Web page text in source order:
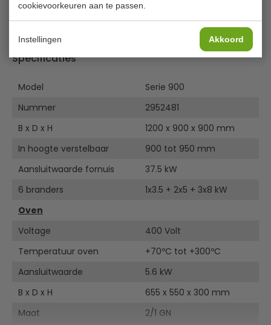
cookievoorkeuren aan te passen.
Instellingen Akkoord
De topklasse voor professioneel gebruik.
De serie 900 Master is met de hoogwaardige en massieve
RVS- uitvoering in CNS 18/10 de ideale keuze voor de
moderne professionele keuken met hoge eisen. Door de
modulaire opbouw, de functionele uitvoering, de
de machine ideaal voor grote productiecapaciteiten.
Topklasse, flexibel en krachtig – in elektrische
Door een laag energieverbruik economisch verantwoord.
Verbinding tussen diverse apparaten mogelijk waardoor
de apparatuur maximaal tegen elkaar kan worden
geplaatst.
Optimale prestaties door kruisbranders, eenvoudig
bedieningspaneel met grote knoppen, hygiënische
Gasapparatuur op aardgas ingesteld, sproeiers voor
Gasapparatuur dient aangesloten te worden door een
erkend gas installateur.
Optie: zwenkwielen, grillplaat, voorkookplaat enz.
Bijlages
Gebruiksaanwijzing
Specificaties
Model
Serie 900
Nummer
2952481
B x D x H
1200 x 900 x 900 mm
In hoogte verstelbaar
900 tot 950 mm
Aansluitwaarde fornuis
37.5 kW
6 branders
1x3.5 + 2x5 + 3x8 kW
Oven
Voltage
400 Volt
Temperatuur oven
+70ºC tot +300ºC
Aansluitwaarde
5.6 kW
B x D x H
655 x 550 x 300 mm
Maat
2/1 GN